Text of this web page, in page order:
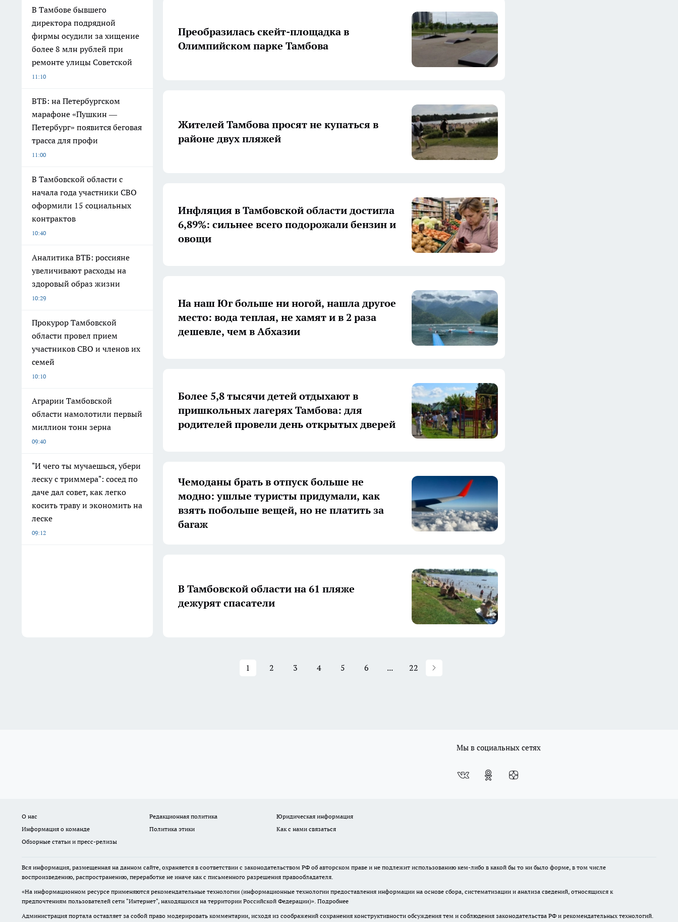
В Тамбове бывшего
директора подрядной
фирмы осудили за хищение
более 8 млн рублей при
ремонте улицы Советской
11:10
ВТБ: на Петербургском
марафоне «Пушкин —
Петербург» появится беговая
трасса для профи
11:00
В Тамбовской области с
начала года участники СВО
оформили 15 социальных
контрактов
10:40
Аналитика ВТБ: россияне
увеличивают расходы на
здоровый образ жизни
10:29
Прокурор Тамбовской
области провел прием
участников СВО и членов их
семей
10:10
Аграрии Тамбовской
области намолотили первый
миллион тонн зерна
09:40
"И чего ты мучаешься, убери
леску с триммера": сосед по
даче дал совет, как легко
косить траву и экономить на
леске
09:12
Преобразилась скейт-площадка в
Олимпийском парке Тамбова
Жителей Тамбова просят не купаться в
районе двух пляжей
Инфляция в Тамбовской области достигла
6,89%: сильнее всего подорожали бензин и
овощи
На наш Юг больше ни ногой, нашла другое
место: вода теплая, не хамят и в 2 раза
дешевле, чем в Абхазии
Более 5,8 тысячи детей отдыхают в
пришкольных лагерях Тамбова: для
родителей провели день открытых дверей
Чемоданы брать в отпуск больше не
модно: ушлые туристы придумали, как
взять побольше вещей, но не платить за
багаж
В Тамбовской области на 61 пляже
дежурят спасатели
1 2 3 4 5 6 ... 22
Мы в социальных сетях
О нас Редакционная политика
Юридическая информация
Информация о команде
Политика этики
Как с нами связаться
Обзорные статьи и пресс-релизы
Вся информация, размещенная на данном сайте, охраняется в соответствии с законодательством РФ об авторском праве и не подлежит использованию кем-либо в какой бы то ни было форме, в том числе
воспроизведению, распространению, переработке не иначе как с письменного разрешения правообладателя.
«На информационном ресурсе применяются рекомендательные технологии (информационные технологии предоставления информации на основе сбора, систематизации и анализа сведений, относящихся к
предпочтениям пользователей сети "Интернет", находящихся на территории Российской Федерации)». Подробнее
Администрация портала оставляет за собой право модерировать комментарии, исходя из соображений сохранения конструктивности обсуждения тем и соблюдения законодательства РФ и рекомендательных технологий.